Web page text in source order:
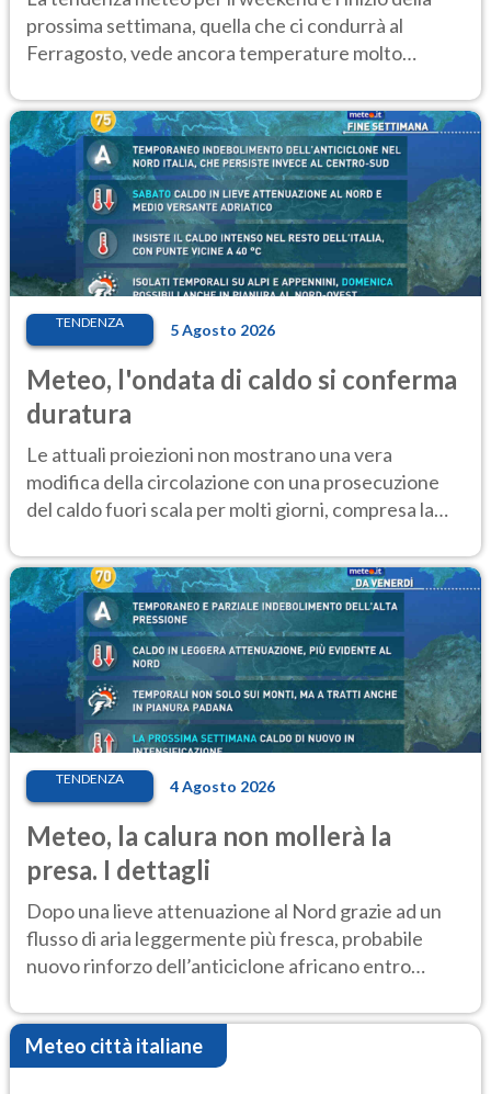
prossima settimana, quella che ci condurrà al
Ferragosto, vede ancora temperature molto
TENDENZA 5 Agosto 2026
Meteo, l'ondata di caldo si conferma
duratura
Le attuali proiezioni non mostrano una vera
modifica della circolazione con una prosecuzione
del caldo fuori scala per molti giorni, compresa la
TENDENZA 4 Agosto 2026
Meteo, la calura non mollerà la
presa. I dettagli
Dopo una lieve attenuazione al Nord grazie ad un
flusso di aria leggermente più fresca, probabile
nuovo rinforzo dell’anticiclone africano entro
Meteo città italiane